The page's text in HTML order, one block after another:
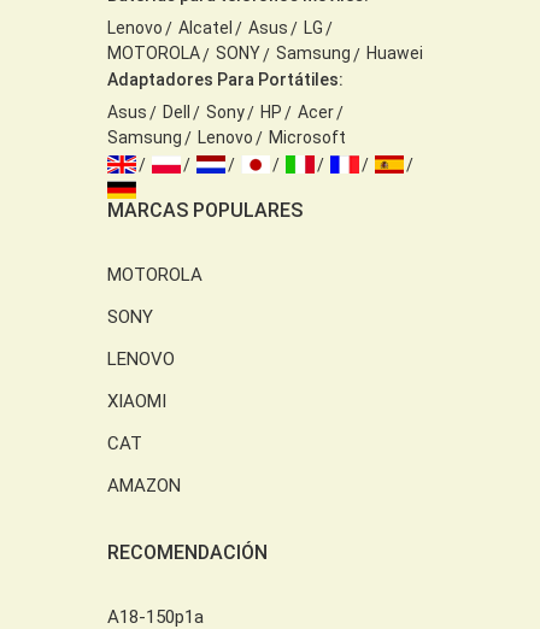
Lenovo
Alcatel Asus
LG
MOTOROLA
SONY Samsung
Huawei
Adaptadores Para Portátiles:
Asus
Dell Sony HP
Acer
Samsung
Lenovo Microsoft
MARCAS POPULARES
MOTOROLA
SONY
LENOVO
XIAOMI
CAT
AMAZON
RECOMENDACIÓN
A18-150p1a